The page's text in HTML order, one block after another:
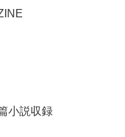
小説収録